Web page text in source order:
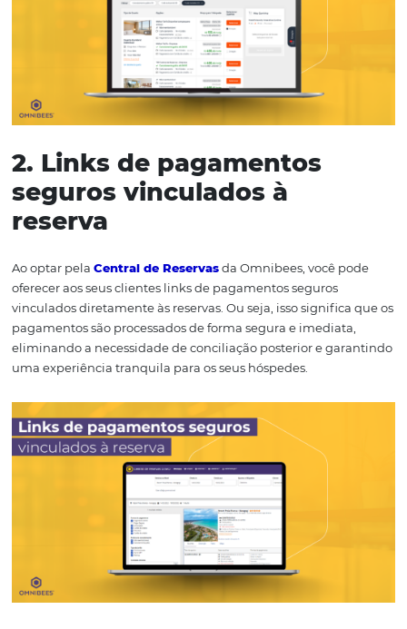
recursos automatizados, você podefornecer aos
opções de tarifas,disponibilidade
personalizados.
2. Links de pagamentos
seguros vinculados à
reserva
Central de Reservasda Omnibees, você
oferecer aos seus clientes links de pagamentos seguros
vinculados diretamente às reservas. Ou seja, isso
pagamentos são processados de forma segura e
eliminando a necessidade de conciliação posterior e